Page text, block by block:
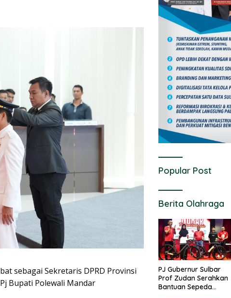
sebagai Sekretaris DPRD Provinsi
Bupati Polewali Mandar
Popular Post
Berita Olahraga
PJ Gubernur Sulbar
Prof Zudan Serahkan
Bantuan Sepeda